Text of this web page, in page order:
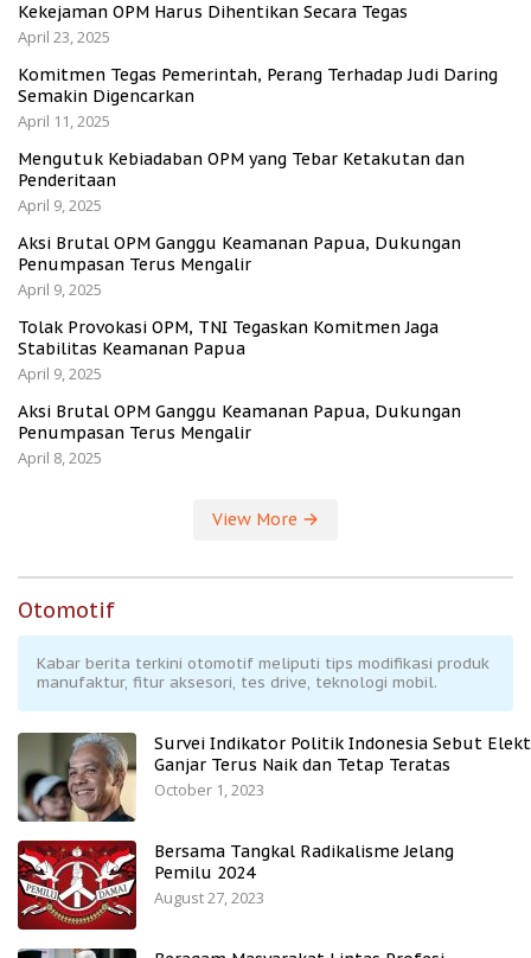
Kekejaman OPM Harus Dihentikan Secara Tegas
April 23, 2025
Komitmen Tegas Pemerintah, Perang Terhadap Judi Daring
Semakin Digencarkan
April 11, 2025
Mengutuk Kebiadaban OPM yang Tebar Ketakutan dan
Penderitaan
April 9, 2025
Aksi Brutal OPM Ganggu Keamanan Papua, Dukungan
Penumpasan Terus Mengalir
April 9, 2025
Tolak Provokasi OPM, TNI Tegaskan Komitmen Jaga
Stabilitas Keamanan Papua
April 9, 2025
Aksi Brutal OPM Ganggu Keamanan Papua, Dukungan
Penumpasan Terus Mengalir
April 8, 2025
View More
Otomotif
Kabar berita terkini otomotif meliputi tips modifikasi produk
manufaktur, fitur aksesori, tes drive, teknologi mobil.
Survei Indikator Politik Indonesia Sebut
Ganjar Terus Naik dan Tetap Teratas
October 1, 2023
Bersama Tangkal Radikalisme Jelang
Pemilu 2024
August 27, 2023